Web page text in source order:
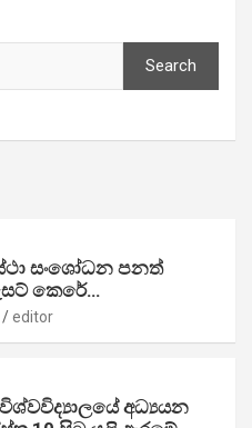
Search
සංශෝධන පනත්
කෙරේ…
editor
අධ්‍යයන